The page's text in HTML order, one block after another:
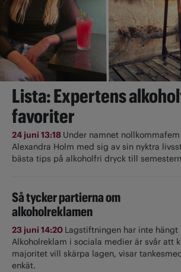
Lista: Expertens
favoriter
24 juni 13:18 Under namnet
Alexandra Holm med sig av sin nyktra
bästa tips på alkoholfri dryck till
Så tycker partierna om
alkoholreklamen
23 juni 14:20 Lagstiftningen har inte hängt
Alkoholreklam i sociala medier är svår att
majoritet vill skärpa lagen, visar
enkät.